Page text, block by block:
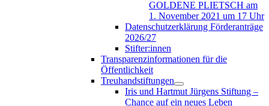
GOLDENE PLIETSCH am
1. November 2021 um 17 Uhr
Datenschutzerklärung Förderanträge
2026/27
Stifter:innen
Transparenzinformationen für die
Öffentlichkeit
Treuhandstiftungen
Iris und Hartmut Jürgens Stiftung –
Chance auf ein neues Leben